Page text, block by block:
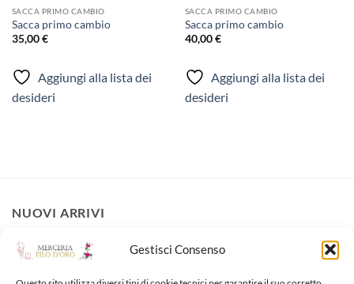
Gestisci Consenso
SACCA PRIMO CAMBIO
Sacca primo cambio
35,00€
Aggiungi alla lista dei
desideri
SACCA PRIMO CAMBIO
Sacca primo cambio
40,00€
Aggiungi alla lista dei
desideri
NUOVI ARRIVI
Fiocco nascita